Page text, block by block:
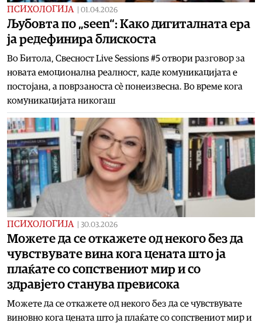
ПСИХОЛОГИЈА 01.04.2026
Љубовта по „seen“: Како дигиталната ера
ја редефинира блискоста
Во Битола, Свесност Live Sessions #5 отвори разговор за
новата емоционална реалност, каде комуникацијата е
постојана, а поврзаноста сè понеизвесна. Во време кога
комуникацијата никогаш
ПСИХОЛОГИЈА 30.03.2026
Можете да се откажете од некого без да
чувствувате вина кога цената што ја
плаќате со сопствениот мир и со
здравјето станува превисока
Можете да се откажете од некого без да се чувствувате
виновно кога цената што ја плаќате со сопствениот мир и